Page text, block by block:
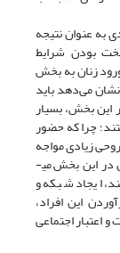
به عنوان نتیجه­‌
بودن شرایط
زنان به بخش
می‌­دهد باید
این بخش، بسیار
چرا که حضور
زیادی مواجه
در این بخش می­
ایجاد شبکه و
این افراد،
اعتبار اجتماعی